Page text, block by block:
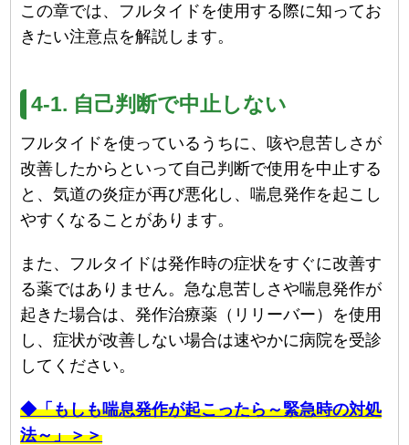
この章では、フルタイドを使用する際に知ってお
きたい注意点を解説します。
4-1. 自己判断で中止しない
フルタイドを使っているうちに、咳や息苦しさが
改善したからといって自己判断で使用を中止する
と、気道の炎症が再び悪化し、喘息発作を起こし
やすくなることがあります。
また、フルタイドは発作時の症状をすぐに改善す
る薬ではありません。急な息苦しさや喘息発作が
起きた場合は、発作治療薬（リリーバー）を使用
し、症状が改善しない場合は速やかに病院を受診
してください。
◆「もしも喘息発作が起こったら～緊急時の対処
法～」＞＞